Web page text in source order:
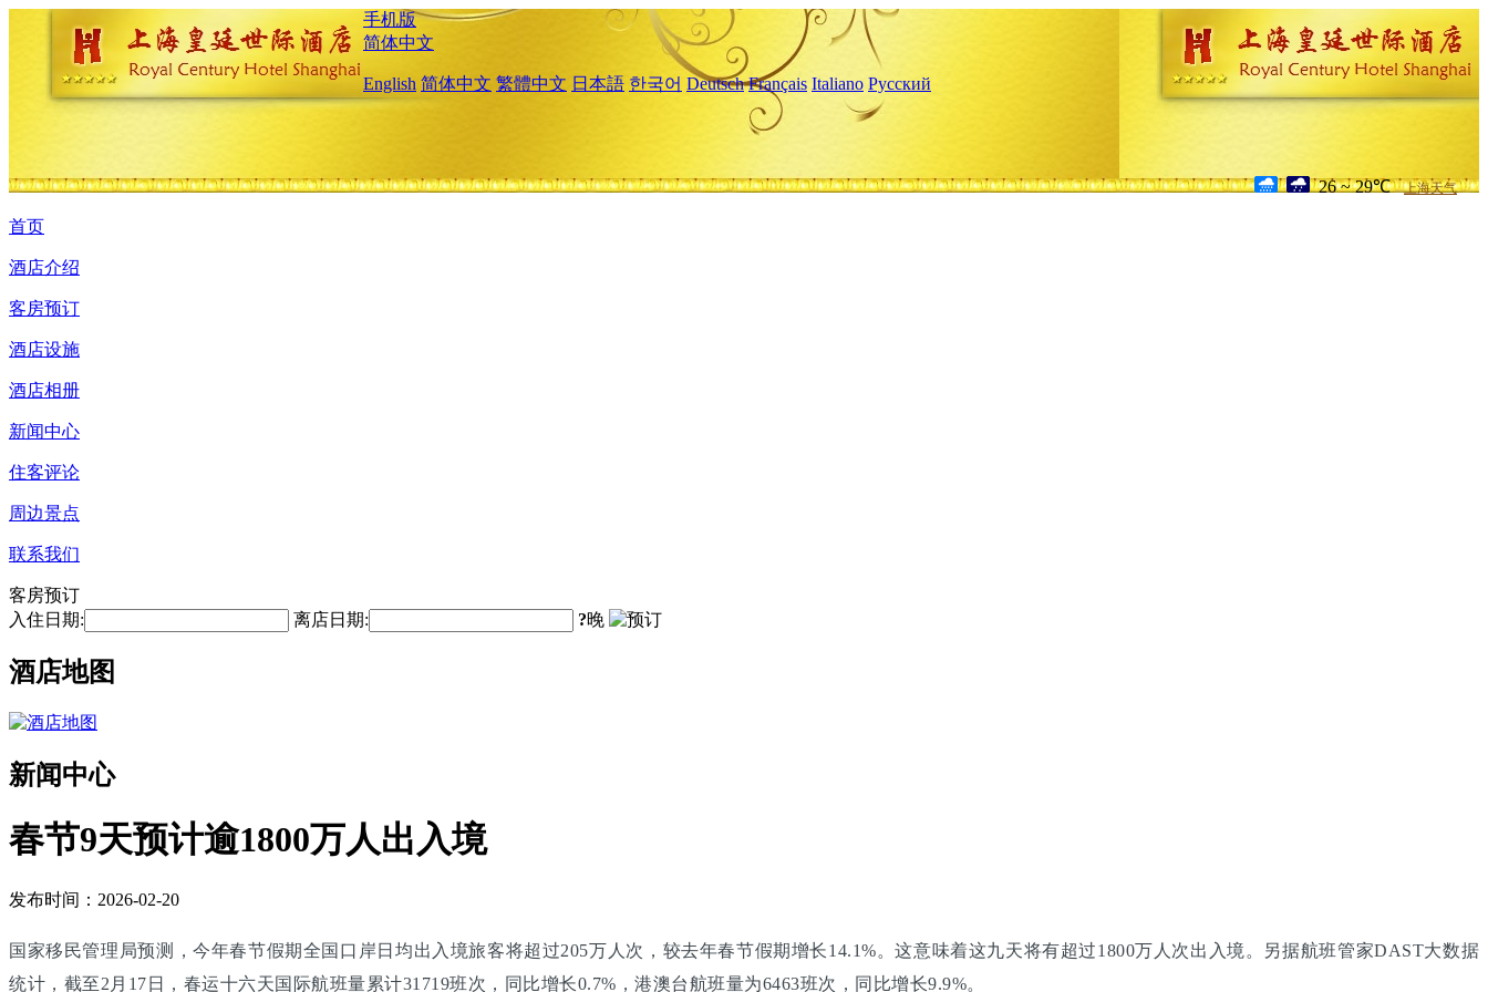
手机版
简体中文
English 简体中文 繁體中文 日本語 한국어 Deutsch Français Italiano Русский
26 ~ 29℃ 上海天气
首页
酒店介绍
客房预订
酒店设施
酒店相册
新闻中心
住客评论
周边景点
联系我们
客房预订
入住日期:
离店日期: ?晚
酒店地图
新闻中心
春节9天预计逾1800万人出入境
发布时间：2026-02-20
国家移民管理局预测，今年春节假期全国口岸日均出入境旅客将超过205万人次，较去年春节假期增长14.1%。这意味着这九天将有超过1800万人次出入境。另据航班管家DAST大数据
统计，截至2月17日，春运十六天国际航班量累计31719班次，同比增长0.7%，港澳台航班量为6463班次，同比增长9.9%。